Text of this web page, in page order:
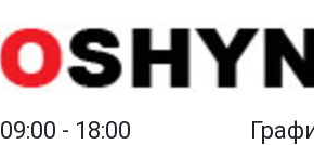
- 18:00